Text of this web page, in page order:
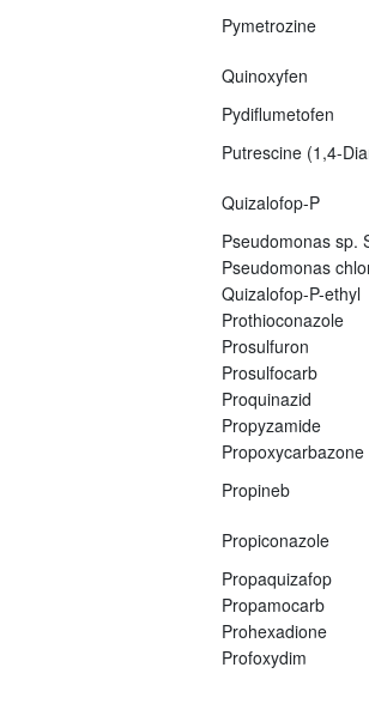
Pymetrozine
Quinoxyfen
Pydiflumetofen
Putrescine (1,4-
Quizalofop-P
Pseudomonas sp.
Pseudomonas
Quizalofop-P-ethyl
Prothioconazole
Prosulfuron
Prosulfocarb
Proquinazid
Propyzamide
Propoxycarbazone
Propineb
Propiconazole
Propaquizafop
Propamocarb
Prohexadione
Profoxydim